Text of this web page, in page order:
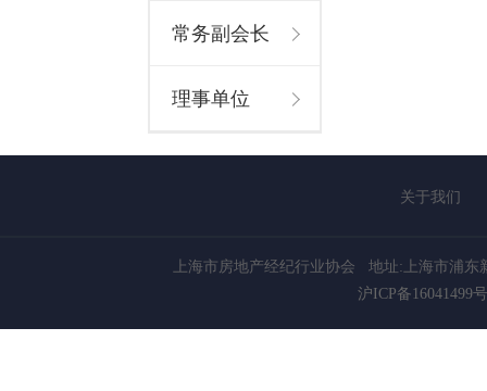
常务副会长
理事单位
关于我们
上海市房地产经纪行业协会
地址:上海市浦东
沪ICP备16041499